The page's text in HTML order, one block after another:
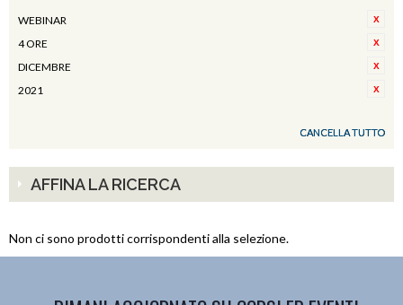
WEBINAR
4 ORE
DICEMBRE
2021
CANCELLA TUTTO
AFFINA LA RICERCA
Non ci sono prodotti corrispondenti alla selezione.